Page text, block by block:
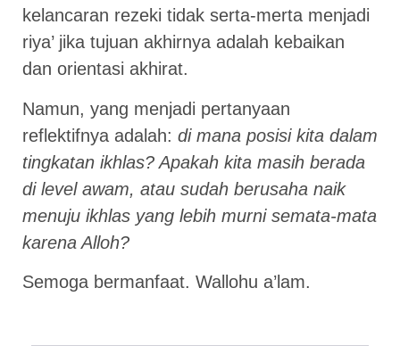
kelancaran rezeki tidak serta-merta menjadi
riya’ jika tujuan akhirnya adalah kebaikan
dan orientasi akhirat.
Namun, yang menjadi pertanyaan
reflektifnya adalah: di mana posisi kita dalam
tingkatan ikhlas? Apakah kita masih berada
di level awam, atau sudah berusaha naik
menuju ikhlas yang lebih murni semata-mata
karena Alloh?
Semoga bermanfaat. Wallohu a’lam.